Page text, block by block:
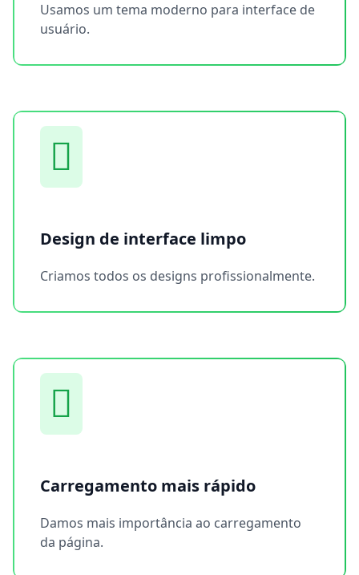
Usamos um tema moderno para interface de
usuário.
Design de interface limpo
Criamos todos os designs profissionalmente.
Carregamento mais rápido
Damos mais importância ao carregamento
da página.